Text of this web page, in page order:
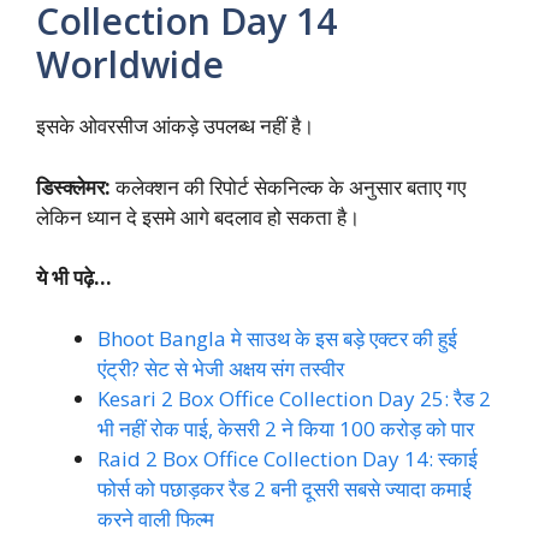
Collection Day 14
Worldwide
इसके ओवरसीज आंकड़े उपलब्ध नहीं है।
डिस्क्लेमर:कलेक्शन की रिपोर्ट सेकनिल्क के अनुसार बताए गए
लेकिन ध्यान दे इसमे आगे बदलाव हो सकता है।
ये भी पढ़े…
Bhoot Bangla मे साउथ के इस बड़े एक्टर की हुई
एंट्री? सेट से भेजी अक्षय संग तस्वीर
Kesari 2 Box Office Collection Day 25: रैड 2
भी नहीं रोक पाई, केसरी 2 ने किया 100 करोड़ को पार
Raid 2 Box Office Collection Day 14: स्काई
फोर्स को पछाड़कर रैड 2 बनी दूसरी सबसे ज्यादा कमाई
करने वाली फिल्म